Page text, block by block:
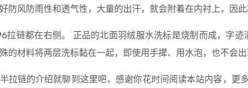
防风防雨性和透气性，大量的出汗，就会附着在内衬上，因此
拉链都在右侧。 正品的北面羽绒服水洗标是烧制而成，字
的材料将两层洗标黏在一起，即使用手撵、用水泡，也不会
拉链的介绍就聊到这里吧，感谢你花时间阅读本站内容，更